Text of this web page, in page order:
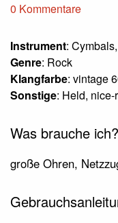
0 Kommentare
Instrument:
Genre: Rock
Klangfarbe: vintage
Sonstige: Held,
Was brauche ich?
große Ohren,